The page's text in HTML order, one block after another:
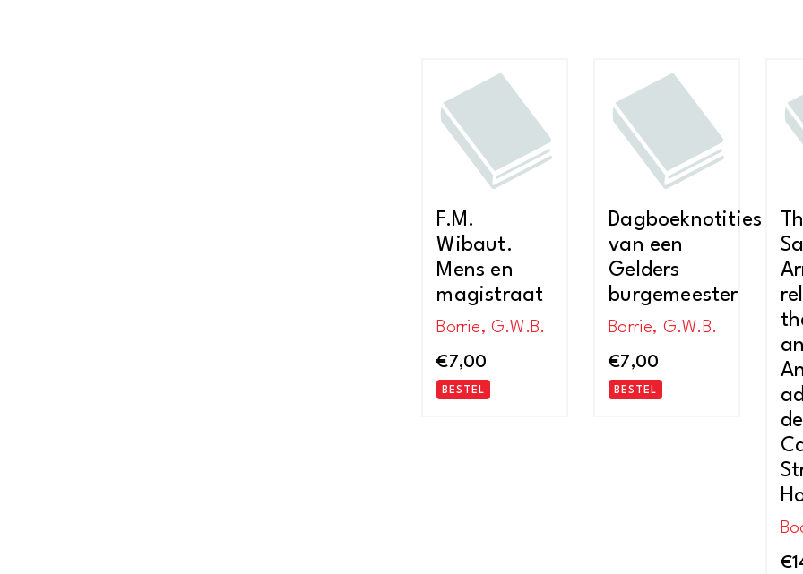
F.M.
Wibaut.
Mens en
magistraat
Borrie, G.W.B.
€7,00
BESTEL
Dagboeknotities
van een
Gelders
burgemeester
Borrie, G.W.B.
€7,00
BESTEL
€